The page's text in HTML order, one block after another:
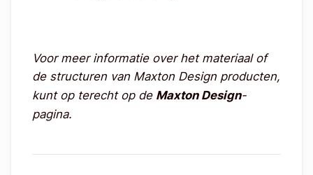
Voor meer informatie over het materiaal of
de structuren van Maxton Design producten,
kunt op terecht op de Maxton Design-
pagina.